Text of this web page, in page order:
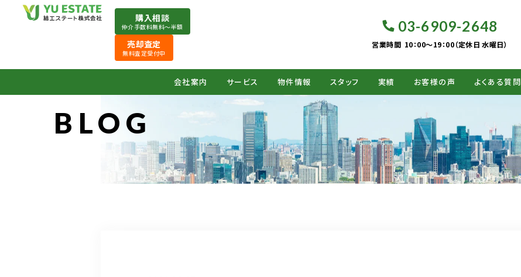
購入相談
仲介手数料無料〜半額
売却査定
無料査定受付中
03-6909-2648
営業時間 10：00～19：00（定休日 水曜日）
会社案内 サービス 物件情報 スタッフ 実績 お客様の声 よくある質問
BLOG